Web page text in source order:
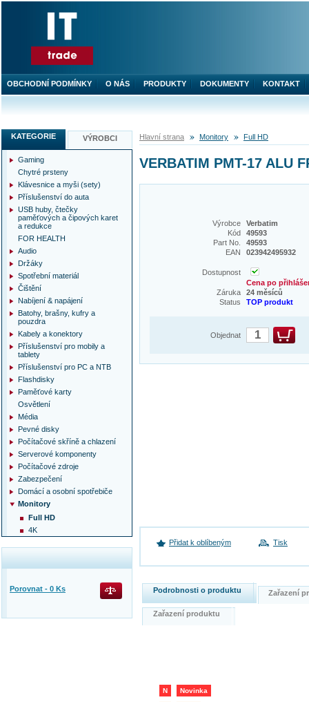
Hlavní strana Monitory Full HD
VERBATIM PMT-17 ALU
Výrobce
Verbatim
Kód
49593
Part No.
49593
EAN
023942495932
Dostupnost
Cena po
Záruka
24 měsíců
Status
TOP produkt
Objednat
Přidat k oblíbeným Tisk
Podrobnosti o produktu Zařazení
Zařazení produktu
N Novinka
KATEGORIE VÝROBCI
Gaming
Chytré prsteny
Klávesnice a myši (sety)
Příslušenství do auta
USB huby, čtečky
paměťových a čipových karet
a redukce
FOR HEALTH
Audio
Držáky
Spotřební materiál
Čištění
Nabíjení & napájení
Batohy, brašny, kufry a
pouzdra
Kabely a konektory
Příslušenství pro mobily a
tablety
Příslušenství pro PC a NTB
Flashdisky
Paměťové karty
Osvětlení
Média
Pevné disky
Počítačové skříně a chlazení
Serverové komponenty
Počítačové zdroje
Zabezpečení
Domácí a osobní spotřebiče
Monitory
Full HD
4K
Porovnat - 0 Ks
OBCHODNÍ PODMÍNKY O NÁS PRODUKTY DOKUMENTY KONTAKT